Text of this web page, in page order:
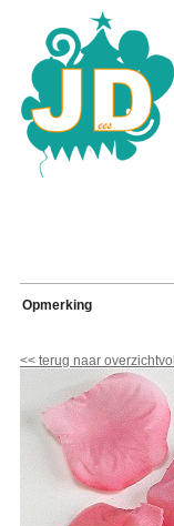
Opmerking
<< terug naar overzicht